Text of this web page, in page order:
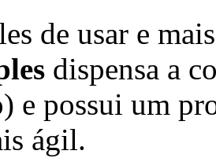
de usar e
dispensa a
e possui um
ágil.